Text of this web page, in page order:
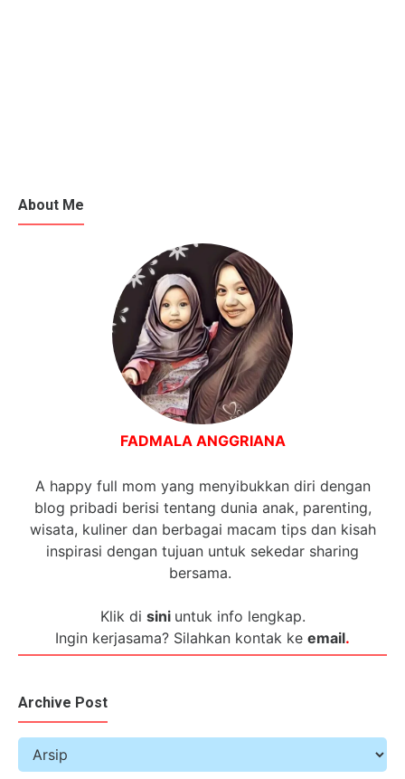
About Me
FADMALA ANGGRIANA
A happy full mom yang menyibukkan diri dengan
blog pribadi berisi tentang dunia anak, parenting,
wisata, kuliner dan berbagai macam tips dan kisah
inspirasi dengan tujuan untuk sekedar sharing
bersama.
Klik di sini untuk info lengkap.
Ingin kerjasama? Silahkan kontak ke email.
Archive Post